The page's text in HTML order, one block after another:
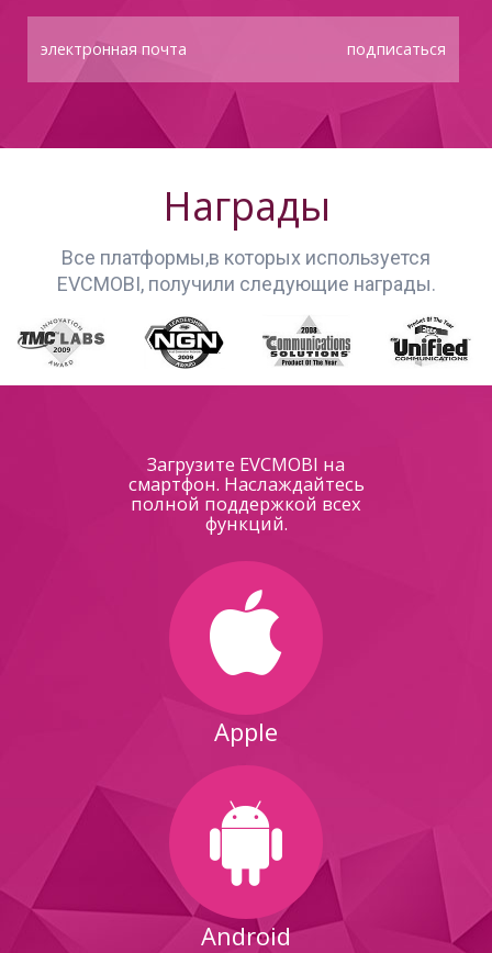
подписаться
Награды
Все платформы,в которых используется
EVCMOBI, получили следующие награды.
Загрузите EVCMOBI на
смартфон. Наслаждайтесь
полной поддержкой всех
функций.
Apple
Android